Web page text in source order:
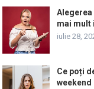
Alegerea
mai mult
iulie 28,
Ce poți
weekend